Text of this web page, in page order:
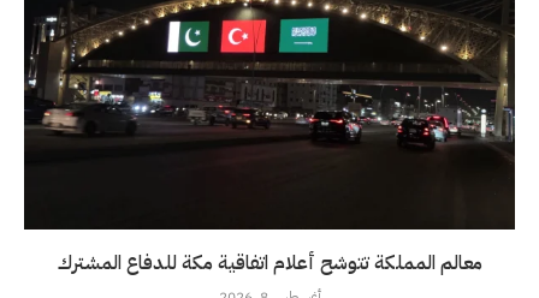
معالم المملكة تتوشح أعلام اتفاقية مكة للدفاع المشترك